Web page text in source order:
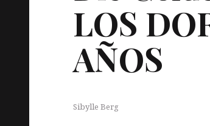
LOS
AÑOS
Sibylle Berg